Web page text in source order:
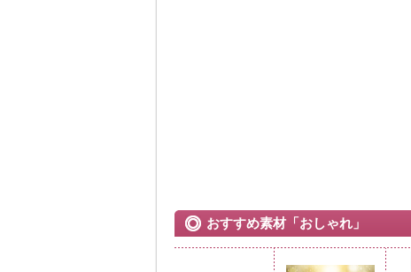
おすすめ素材「おしゃれ」